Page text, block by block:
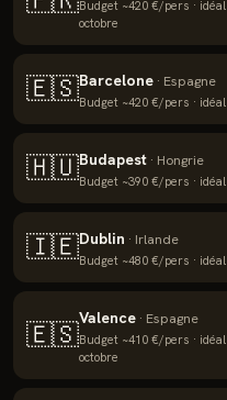
Budget ~420 €/pers · idéal
octobre
🇪🇸Barcelone · Espagne
Budget ~420 €/pers · idéal
🇭🇺Budapest · Hongrie
Budget ~390 €/pers · idéal
🇮🇪Dublin · Irlande
Budget ~480 €/pers · idéal
🇪🇸Valence · Espagne
Budget ~410 €/pers · idéal
octobre